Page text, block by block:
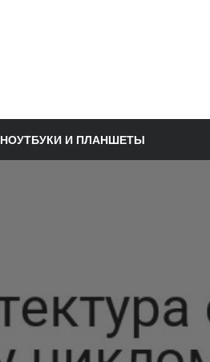
НОУТБУКИ И ПЛАНШЕТЫ